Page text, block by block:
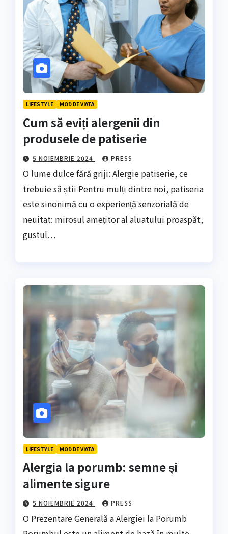
LIFESTYLE MOD DE VIATA
Cum să eviți alergenii din
produsele de patiserie
5 NOIEMBRIE 2024 PRESS
O lume dulce fără griji: Alergie patiserie, ce
trebuie să știi Pentru mulți dintre noi, patiseria
este sinonimă cu o experiență senzorială de
neuitat: mirosul amețitor al aluatului proaspăt,
gustul…
LIFESTYLE MOD DE VIATA
Alergia la porumb: semne și
alimente sigure
5 NOIEMBRIE 2024 PRESS
O Prezentare Generală a Alergiei la Porumb